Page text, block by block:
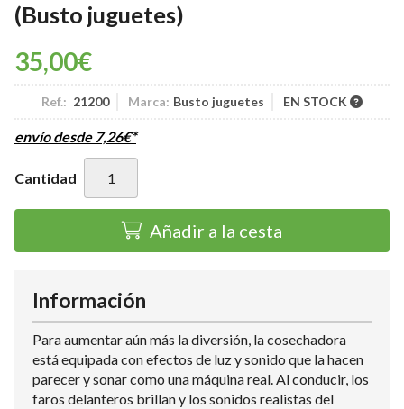
(Busto juguetes)
35,00€
Ref.: 21200 Marca: Busto juguetes EN STOCK
envío desde 7,26€*
Cantidad
Añadir a la cesta
Información
Para aumentar aún más la diversión, la cosechadora
está equipada con efectos de luz y sonido que la hacen
parecer y sonar como una máquina real. Al conducir, los
faros delanteros brillan y los sonidos realistas del